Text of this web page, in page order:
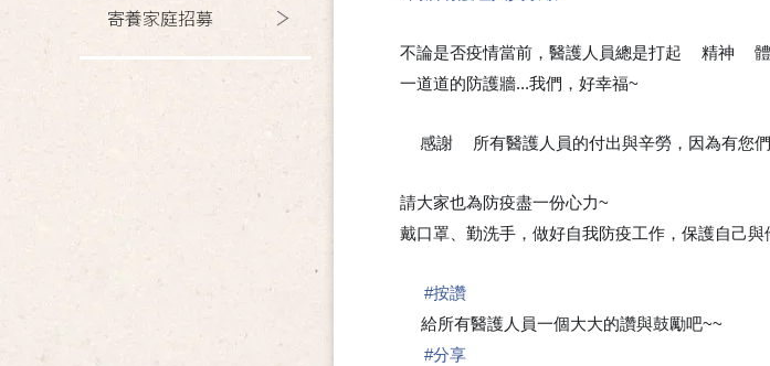
寄養家庭招募
不論是否疫情當前，醫護人員總是打起 精神
一道道的防護牆...我們，好幸福~
感謝 所有醫護人員的付出與辛勞，因為有您
請大家也為防疫盡一份心力~
戴口罩、勤洗手，做好自我防疫工作，保護自己
#按讚
給所有醫護人員一個大大的讚與鼓勵吧~~
#分享